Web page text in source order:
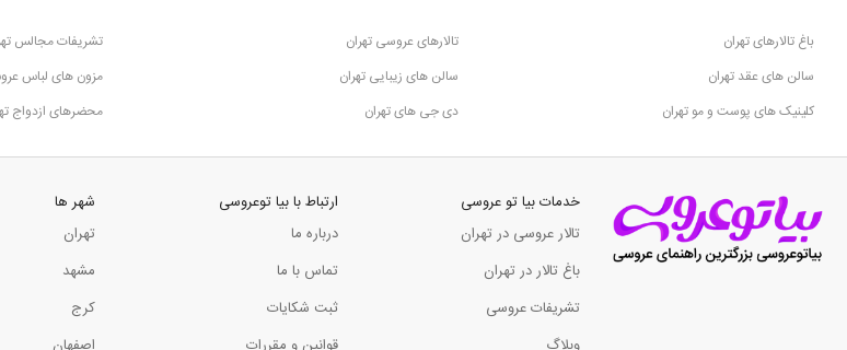
باغ تالارهای تهران تالارهای عروسی تهران تشریفات مجالس
سالن های عقد تهران
سالن های زیبایی تهران مزون های لباس
کلینیک های پوست و مو تهران
دی جی های تهران محضرهای ازدواج
خدمات بیا تو عروسی
تالار عروسی در تهران
باغ تالار در تهران
تشریفات عروسی
ارتباط با بیا توعروسی
درباره ما
تماس با ما
ثبت شکایات
شهر ها
تهران
مشهد
کرج